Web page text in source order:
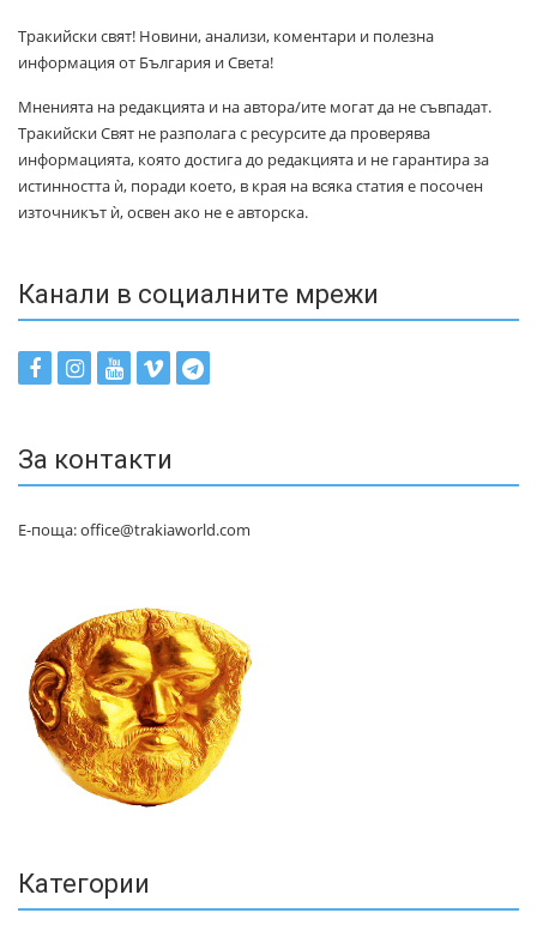
Тракийски свят! Новини, анализи, коментари и полезна
информация от България и Света!
Мненията на редакцията и на автора/ите могат да не съвпадат.
Тракийски Свят не разполага с ресурсите да проверява
информацията, която достига до редакцията и не гарантира за
истинността ѝ, поради което, в края на всяка статия е посочен
източникът ѝ, освен ако не е авторска.
Канали в социалните мрежи
За контакти
Е-поща: office@trakiaworld.com
Категории